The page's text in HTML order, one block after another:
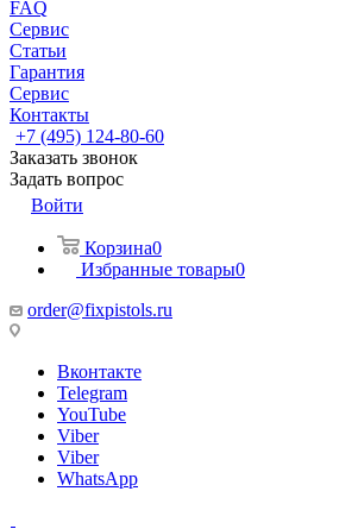
FAQ
Сервис
Статьи
Гарантия
Сервис
Контакты
+7 (495) 124-80-60
Заказать звонок
Задать вопрос
Войти
Корзина0
Избранные товары0
order@fixpistols.ru
Вконтакте
Telegram
YouTube
Viber
Viber
WhatsApp